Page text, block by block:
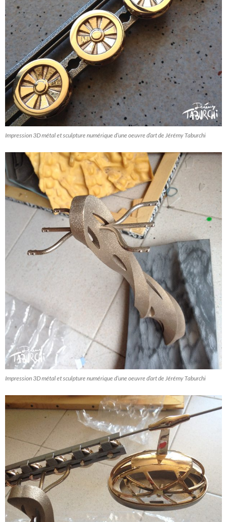
Impression 3D métal et sculpture numérique d’une oeuvre d’art de Jérémy Taburchi
Impression 3D métal et sculpture numérique d’une oeuvre d’art de Jérémy Taburchi